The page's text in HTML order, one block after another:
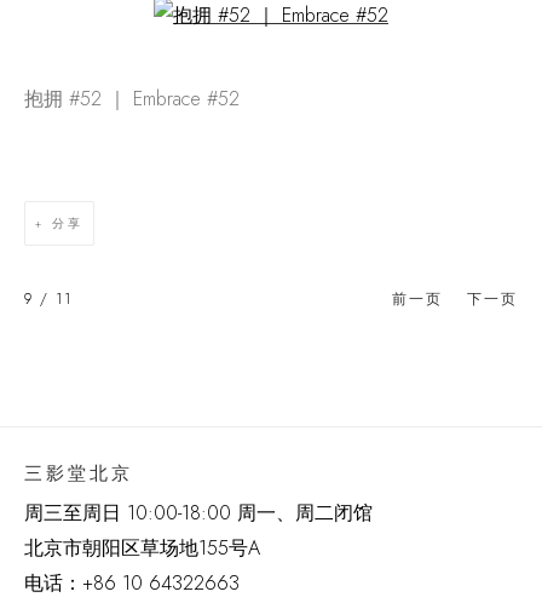
Open a larger version of the following image in a popup:
抱拥 #52 ｜ Embrace #52
分享
前一页 下一页
9 / 11
三影堂北京
周三至周日 10:00-18:00 周一、周二闭馆
北京市朝阳区草场地155号A
电话： +86 10 64322663